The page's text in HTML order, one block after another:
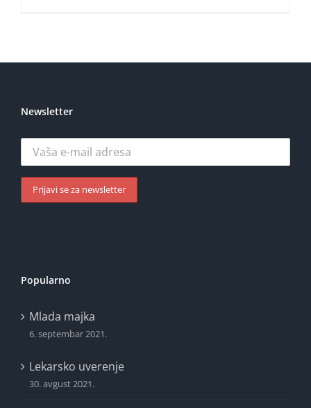
Newsletter
Popularno
Mlada majka
6. septembar 2021.
Lekarsko uverenje
30. avgust 2021.